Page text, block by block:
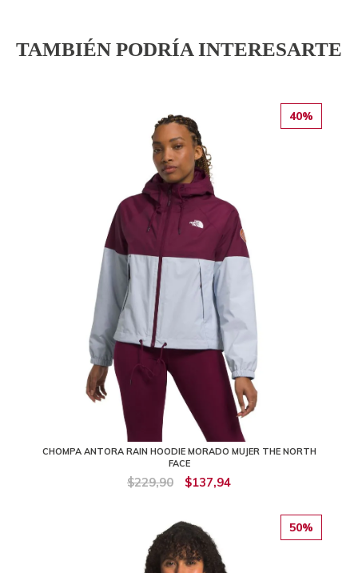
TAMBIÉN PODRÍA INTERESARTE
40%
CHOMPA ANTORA RAIN HOODIE MORADO MUJER THE NORTH
FACE
$229,90 $137,94
50%